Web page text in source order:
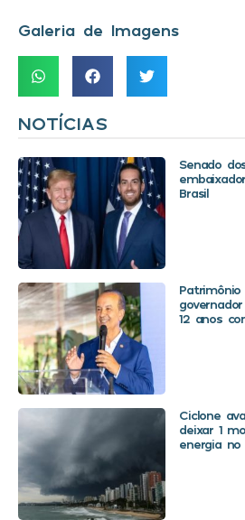
Galeria de Imagens
NOTÍCIAS
Senado
Brasil
Patrimônio
12 anos
Ciclone
deixar 1
energia no